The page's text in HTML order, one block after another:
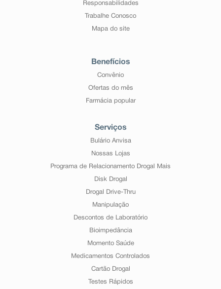
Responsabilidades
Trabalhe Conosco
Mapa do site
Benefícios
Convênio
Ofertas do mês
Farmácia popular
Serviços
Bulário Anvisa
Nossas Lojas
Programa de Relacionamento Drogal Mais
Disk Drogal
Drogal Drive-Thru
Manipulação
Descontos de Laboratório
Bioimpedância
Momento Saúde
Medicamentos Controlados
Cartão Drogal
Testes Rápidos